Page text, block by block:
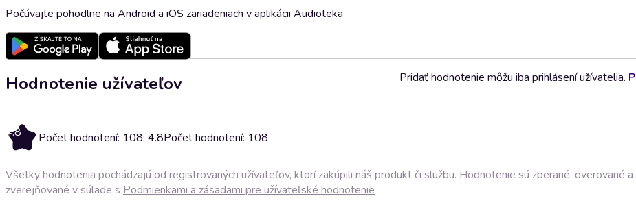
Počúvajte pohodlne na Android a iOS zariadeniach v aplikácii Audioteka
Hodnotenie užívateľov
4.8 Počet hodnotení: 108: 4.8Počet hodnotení: 108
Pridať hodnotenie môžu iba prihlásení užívatelia.
Všetky hodnotenia pochádzajú od registrovaných užívateľov, ktorí zakúpili náš produkt či službu. Hodnotenie sú zberané, overované a
zverejňované v súlade s Podmienkami a zásadami pre užívateľské hodnotenie